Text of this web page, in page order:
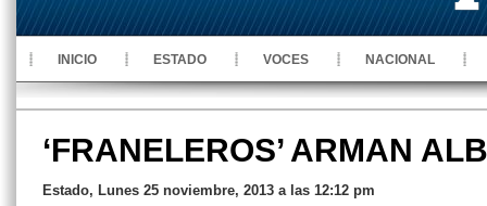
INICIO ESTADO VOCES NACIONAL
‘FRANELEROS’ ARMAN
Estado, Lunes 25 noviembre, 2013 a las 12:12 pm